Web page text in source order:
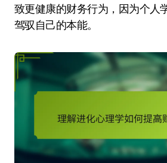
致更健康的财务行为，因为个人
驾驭自己的本能。